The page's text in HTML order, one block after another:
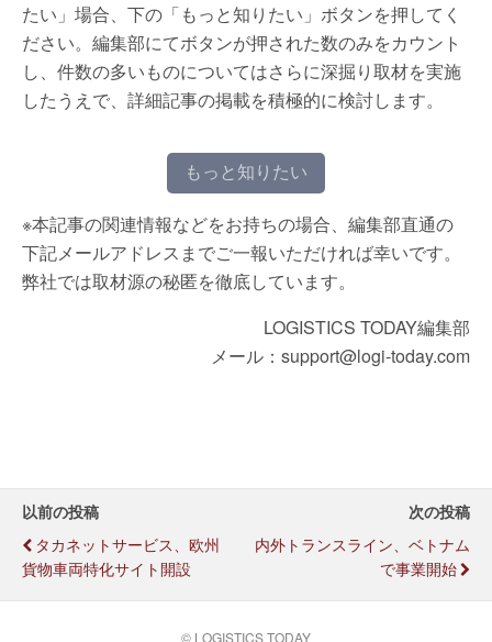
たい」場合、下の「もっと知りたい」ボタンを押してく
ださい。編集部にてボタンが押された数のみをカウント
し、件数の多いものについてはさらに深掘り取材を実施
したうえで、詳細記事の掲載を積極的に検討します。
もっと知りたい
※本記事の関連情報などをお持ちの場合、編集部直通の
下記メールアドレスまでご一報いただければ幸いです。
弊社では取材源の秘匿を徹底しています。
LOGISTICS TODAY編集部
メール：support@logi-today.com
以前の投稿
タカネットサービス、欧州
貨物車両特化サイト開設
次の投稿
内外トランスライン、ベトナム
で事業開始
© LOGISTICS TODAY